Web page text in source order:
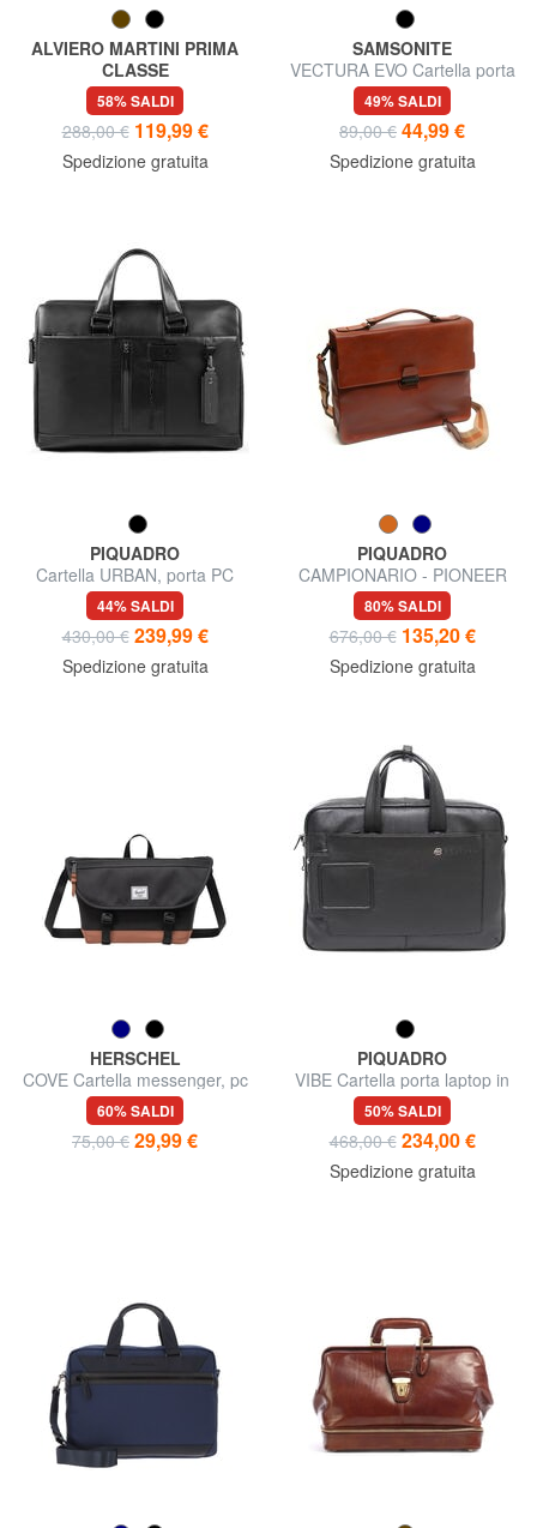
ALVIERO MARTINI PRIMA
CLASSE
BUSINESS Messenger porta
pc 14"
58% SALDI
288,00 € 119,99 €
Spedizione gratuita
SAMSONITE
VECTURA EVO Cartella porta
pc 14.1"
49% SALDI
89,00 € 44,99 €
Spedizione gratuita
PIQUADRO
Cartella URBAN, porta PC
15,6", in pelle
44% SALDI
430,00 € 239,99 €
Spedizione gratuita
PIQUADRO
CAMPIONARIO - PIONEER
Cartella in pelle porta PC
15,6"
80% SALDI
676,00 € 135,20 €
Spedizione gratuita
HERSCHEL
COVE Cartella messenger, pc
15.6"
60% SALDI
75,00 € 29,99 €
PIQUADRO
VIBE Cartella porta laptop in
pelle
50% SALDI
468,00 € 234,00 €
Spedizione gratuita